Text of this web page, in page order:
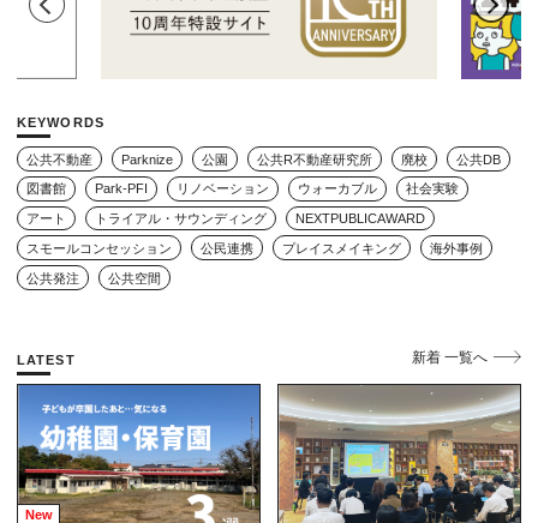
KEYWORDS
公共不動産 Parknize 公園 公共R不動産研究所 廃校 公共DB
図書館 Park-PFI リノベーション ウォーカブル 社会実験
アート トライアル・サウンディング NEXTPUBLICAWARD
スモールコンセッション 公民連携 プレイスメイキング 海外事例
公共発注 公共空間
新着 一覧へ
LATEST
New